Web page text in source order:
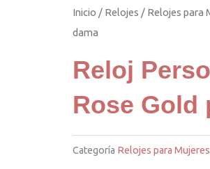
Inicio / Relojes / Relojes para
dama
Reloj
Rose Gold
Categoría Relojes para Mujeres